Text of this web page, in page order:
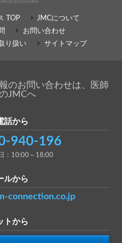
TOP
JMCについて
お問い合わせ
り扱い サイトマップ
のお問い合わせは、医師
JMCへ
話から
940-196
：10:00～18:00
ルから
connection.co.jp
トから